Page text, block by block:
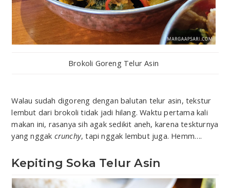
Brokoli Goreng Telur Asin
Walau sudah digoreng dengan balutan telur asin, tekstur
lembut dari brokoli tidak jadi hilang. Waktu pertama kali
makan ini, rasanya sih agak sedikit aneh, karena teskturnya
yang nggak crunchy, tapi nggak lembut juga. Hemm….
Kepiting Soka Telur Asin